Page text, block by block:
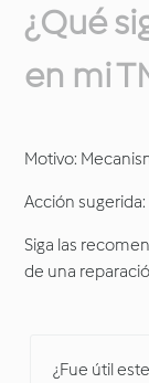
¿Qué
en mi
Motivo:
Acción sugerida:
Siga las
de una
¿Fue útil